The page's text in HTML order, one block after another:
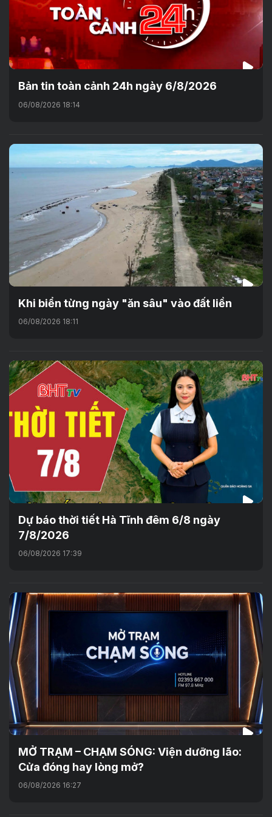
Bản tin toàn cảnh 24h ngày 6/8/2026
06/08/2026 18:14
Khi biển từng ngày "ăn sâu" vào đất liền
06/08/2026 18:11
Dự báo thời tiết Hà Tĩnh đêm 6/8 ngày
7/8/2026
06/08/2026 17:39
MỞ TRẠM – CHẠM SÓNG: Viện dưỡng lão:
Cửa đóng hay lòng mở?
06/08/2026 16:27